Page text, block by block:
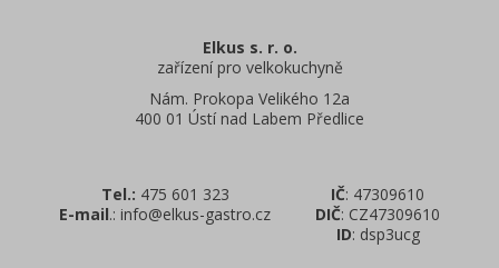
Elkus s. r. o.
zařízení pro velkokuchyně
Nám. Prokopa Velikého 12a
400 01 Ústí nad Labem Předlice
Tel.: 475 601 323
E-mail.: info@elkus-gastro.cz
IČ: 47309610
DIČ: CZ47309610
ID: dsp3ucg